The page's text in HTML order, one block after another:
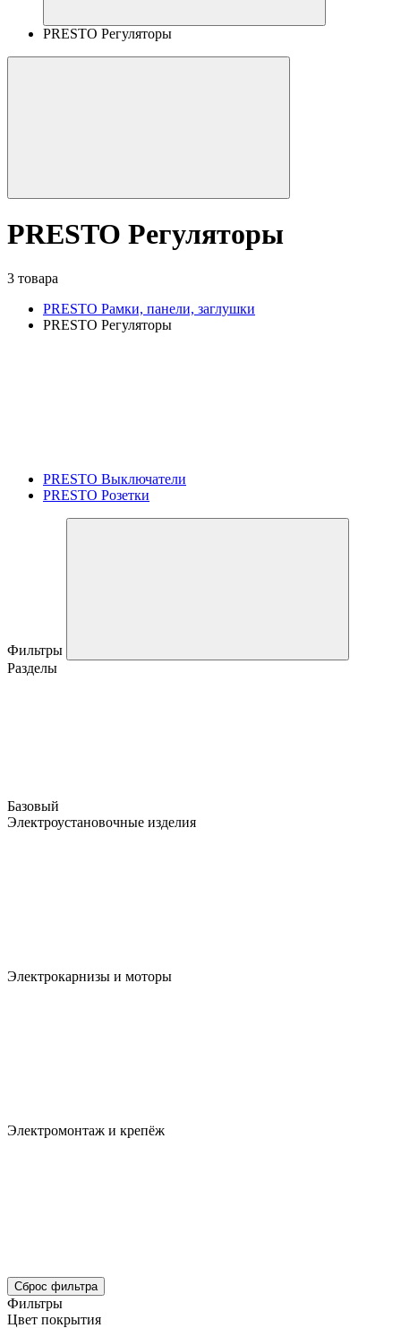
PRESTO Регуляторы
PRESTO Регуляторы
3 товара
PRESTO Рамки, панели, заглушки
PRESTO Регуляторы
PRESTO Выключатели
PRESTO Розетки
Фильтры
Разделы
Базовый
Электроустановочные изделия
Электрокарнизы и моторы
Электромонтаж и крепёж
Сброс фильтра
Фильтры
Цвет покрытия